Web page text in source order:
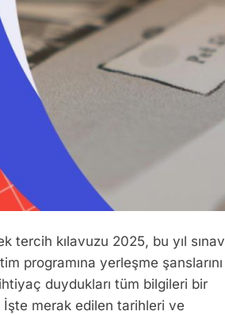
tercih kılavuzu 2025, bu yıl sınav
programına yerleşme şanslarını
duydukları tüm bilgileri bir
İşte merak edilen tarihleri ve